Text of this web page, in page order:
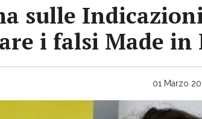
sulle
i falsi Made
01 Marzo